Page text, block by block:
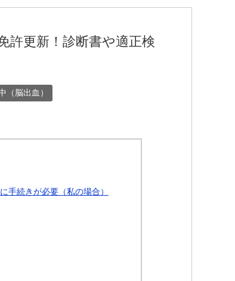
許更新！診断書や適正検
（脳出血）
手続きが必要（私の場合）